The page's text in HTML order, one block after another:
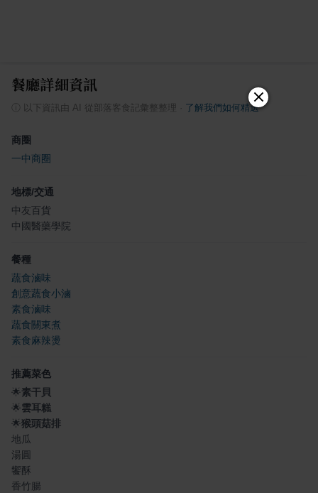
餐廳詳細資訊
以下資訊由 AI 從部落客食記彙整整理 了解我們如何精選
商圈
一中商圈
地標/交通
中友百貨
中國醫藥學院
餐種
蔬食滷味
創意蔬食小滷
素食滷味
蔬食關東煮
素食麻辣燙
推薦菜色
🌟素干貝
🌟雲耳糕
🌟猴頭菇排
地瓜
湯圓
饗酥
香竹腸